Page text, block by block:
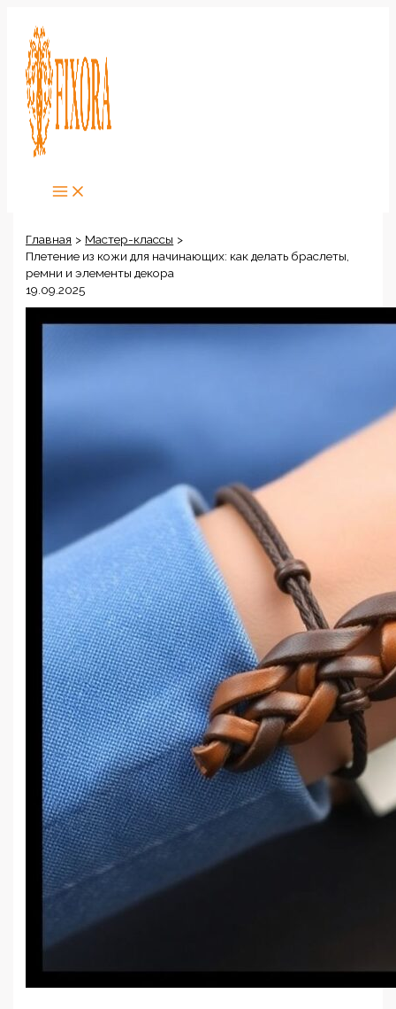
содержимому
Главная
Мастер-классы
Плетение из кожи для начинающих: как делать браслеты,
ремни и элементы декора
19.09.2025